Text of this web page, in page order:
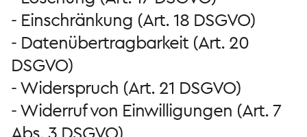
- Einschränkung (Art. 18 DSGVO)
- Datenübertragbarkeit (Art. 20
DSGVO)
- Widerspruch (Art. 21 DSGVO)
- Widerruf von Einwilligungen (Art. 7